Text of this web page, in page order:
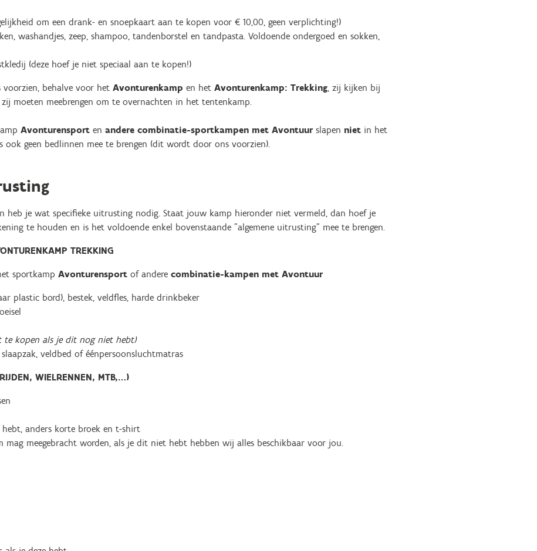
om een drank- en snoepkaart aan te kopen voor € 10,00, geen verplichting!)
washandjes, zeep, shampoo, tandenborstel en tandpasta. Voldoende ondergoed en sokken,
(deze hoef je niet speciaal aan te kopen!)
behalve voor het Avonturenkamp en het Avonturenkamp: Trekking, zij kijken bij
moeten meebrengen om te overnachten in het tentenkamp.
Avonturensport en andere combinatie-sportkampen met Avontuurslapen niet in het
ook geen bedlinnen mee te brengen (dit wordt door ons voorzien).
heb je wat specifieke uitrusting nodig. Staat jouw kamp hieronder niet vermeld, dan hoef je
te houden en is het voldoende enkel bovenstaande "algemene uitrusting" mee te brengen.
TREKKING
sportkamp Avonturensport of andere combinatie-kampen met Avontuur
plastic bord), bestek, veldfles, harde drinkbeker
te kopen als je dit nog niet hebt)
slaapzak, veldbed of éénpersoonsluchtmatras
WIELRENNEN, MTB,…)
anders korte broek en t-shirt
mag meegebracht worden, als je dit niet hebt hebben wij alles beschikbaar voor jou.